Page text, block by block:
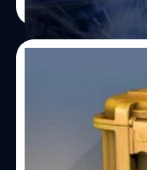
Read More
แฮกเกอร์ขโมยสกิ
รวมมูลค่า 24 ล้าน
ในช่วงที่ CSGO ได้รับ
พร้อมกันถึง 2 ครั้งในเดื